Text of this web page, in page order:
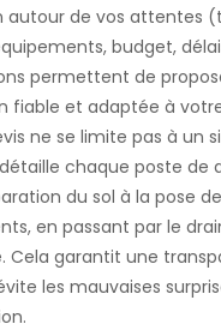
autour de vos attentes
budget,
permettent de
fiable et adaptée à
ne se limite pas à un
chaque poste de
du sol à la pose
en passant par le
Cela garantit une
les mauvaises